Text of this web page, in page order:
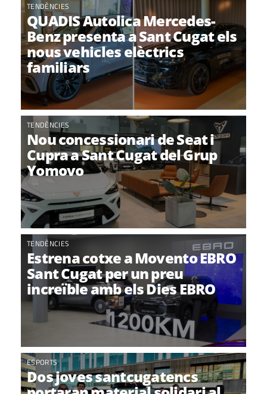
TENDÈNCIES
QUADIS Autolica Mercedes-
Benz presenta a Sant Cugat els
nous vehicles elèctrics
familiars
TENDÈNCIES
Nou concessionari de Seat i
Cupra a Sant Cugat del Grup
Yomovo
TENDÈNCIES
Estrena cotxe a Movento EBRO
Sant Cugat per un preu
increïble amb els Dies EBRO
ESPORTS
Dos joves santcugatencs